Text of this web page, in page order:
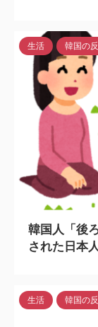
生活 韓国の
韓国人「後
された日本
生活 韓国の